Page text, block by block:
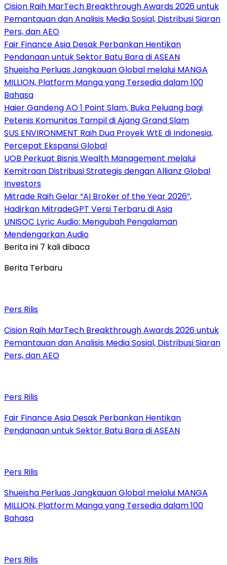
Cision Raih MarTech Breakthrough Awards 2026 untuk
Pemantauan dan Analisis Media Sosial, Distribusi Siaran
Pers, dan AEO
Fair Finance Asia Desak Perbankan Hentikan
Pendanaan untuk Sektor Batu Bara di ASEAN
Shueisha Perluas Jangkauan Global melalui MANGA
MILLION, Platform Manga yang Tersedia dalam 100
Bahasa
Haier Gandeng AO 1 Point Slam, Buka Peluang bagi
Petenis Komunitas Tampil di Ajang Grand Slam
SUS ENVIRONMENT Raih Dua Proyek WtE di Indonesia,
Percepat Ekspansi Global
UOB Perkuat Bisnis Wealth Management melalui
Kemitraan Distribusi Strategis dengan Allianz Global
Investors
Mitrade Raih Gelar “AI Broker of the Year 2026”,
Hadirkan MitradeGPT Versi Terbaru di Asia
UNISOC Lyric Audio: Mengubah Pengalaman
Mendengarkan Audio
Berita ini 7 kali dibaca
Berita Terbaru
Pers Rilis
Cision Raih MarTech Breakthrough Awards 2026 untuk
Pemantauan dan Analisis Media Sosial, Distribusi Siaran
Pers, dan AEO
Pers Rilis
Fair Finance Asia Desak Perbankan Hentikan
Pendanaan untuk Sektor Batu Bara di ASEAN
Pers Rilis
Shueisha Perluas Jangkauan Global melalui MANGA
MILLION, Platform Manga yang Tersedia dalam 100
Bahasa
Pers Rilis